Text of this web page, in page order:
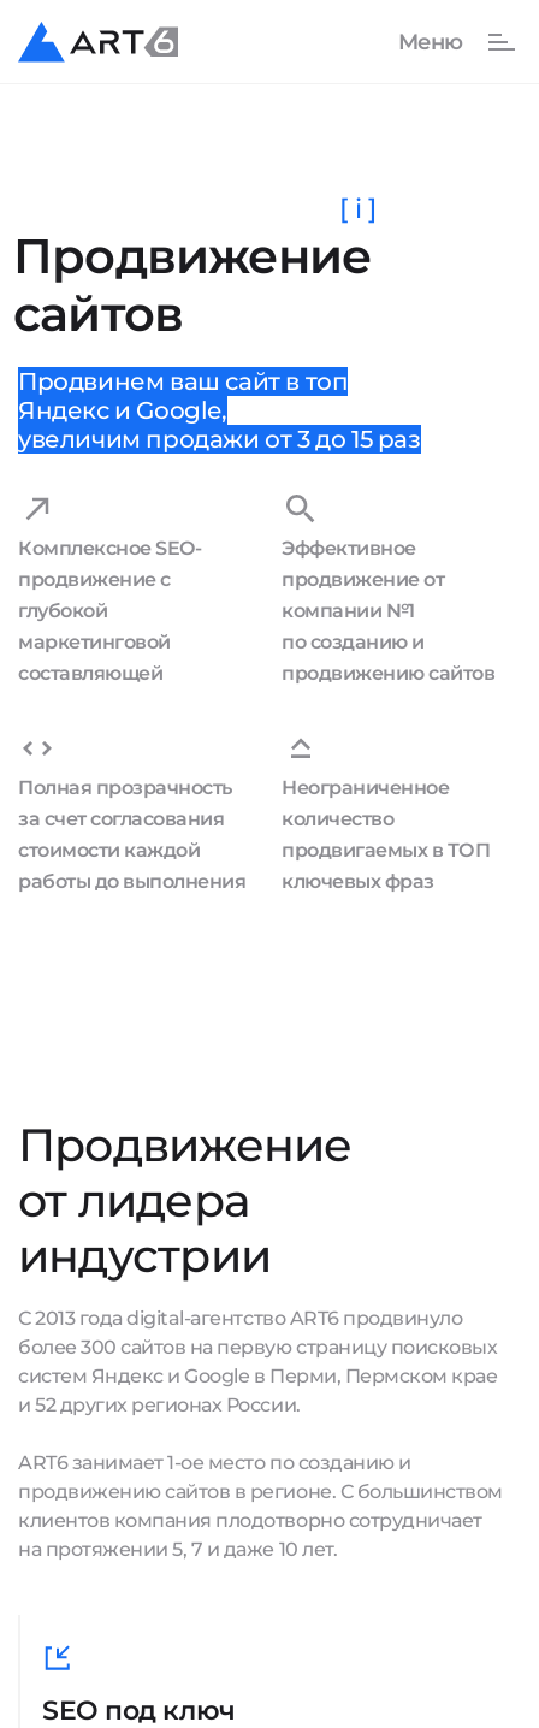
Продвижение
сайтов
[ i ]
Продвинем ваш сайт в топ
Яндекс и Google,
увеличим продажи от 3 до 15 раз
Комплексное SEO-
продвижение с
глубокой
маркетинговой
составляющей
Эффективное
продвижение от
компании №1
по созданию и
продвижению сайтов
Полная прозрачность
за счет согласования
стоимости каждой
работы до выполнения
Неограниченное
количество
продвигаемых в ТОП
ключевых фраз
Продвижение
от лидера
индустрии
С 2013 года digital-агентство ART6 продвинуло
более 300 сайтов на первую страницу поисковых
систем Яндекс и Google в Перми, Пермском крае
и 52 других регионах России.
ART6 занимает 1-ое место по созданию и
продвижению сайтов в регионе. С большинством
клиентов компания плодотворно сотрудничает
на протяжении 5, 7 и даже 10 лет.
SEO под ключ